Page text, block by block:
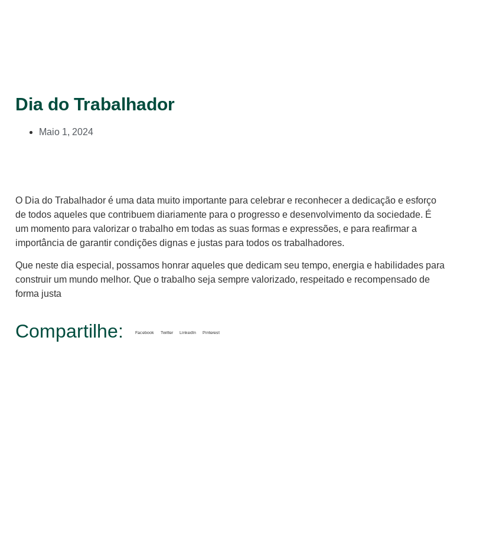
Dia do Trabalhador
Maio 1, 2024
O Dia do Trabalhador é uma data muito importante para celebrar e reconhecer a dedicação e esforço
de todos aqueles que contribuem diariamente para o progresso e desenvolvimento da sociedade. É
um momento para valorizar o trabalho em todas as suas formas e expressões, e para reafirmar a
importância de garantir condições dignas e justas para todos os trabalhadores.
Que neste dia especial, possamos honrar aqueles que dedicam seu tempo, energia e habilidades para
construir um mundo melhor. Que o trabalho seja sempre valorizado, respeitado e recompensado de
forma justa
Compartilhe: Facebook Twitter LinkedIn Pinterest